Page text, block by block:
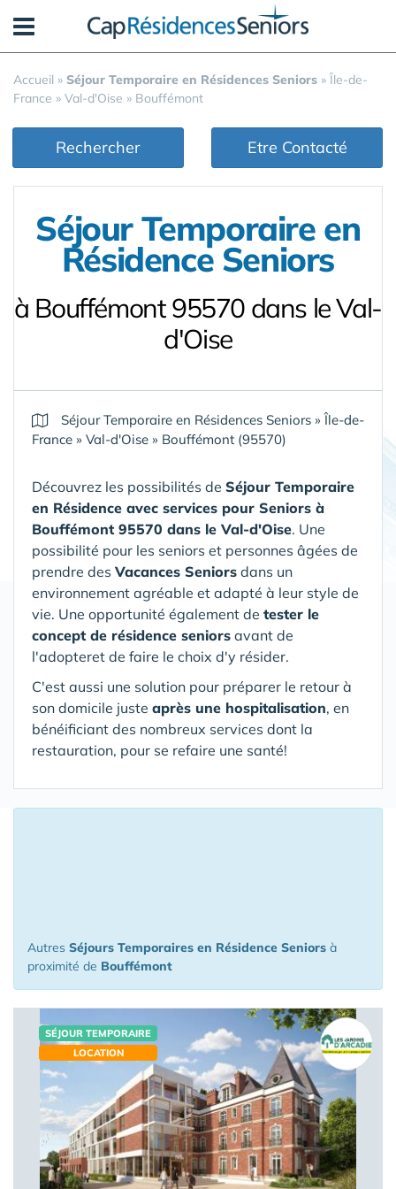
Accueil » Séjour Temporaire en Résidences Seniors » Île-de-
France » Val-d'Oise » Bouffémont
Rechercher Etre Contacté
Séjour Temporaire en
Résidence Seniors
à Bouffémont 95570 dans le Val-
d'Oise
Séjour Temporaire en Résidences Seniors »Île-de-
France » Val-d'Oise » Bouffémont (95570)
Découvrez les possibilités de Séjour Temporaire
en Résidence avec services pour Seniors à
Bouffémont 95570 dans le Val-d'Oise. Une
possibilité pour les seniors et personnes âgées de
prendre des Vacances Seniors dans un
environnement agréable et adapté à leur style de
vie. Une opportunité également de tester le
concept de résidence seniors avant de
l'adopteret de faire le choix d'y résider.
C'est aussi une solution pour préparer le retour à
son domicile juste après une hospitalisation, en
bénéificiant des nombreux services dont la
restauration, pour se refaire une santé!
Autres Séjours Temporaires en Résidence Seniors à
proximité de Bouffémont
SÉJOUR TEMPORAIRE
LOCATION